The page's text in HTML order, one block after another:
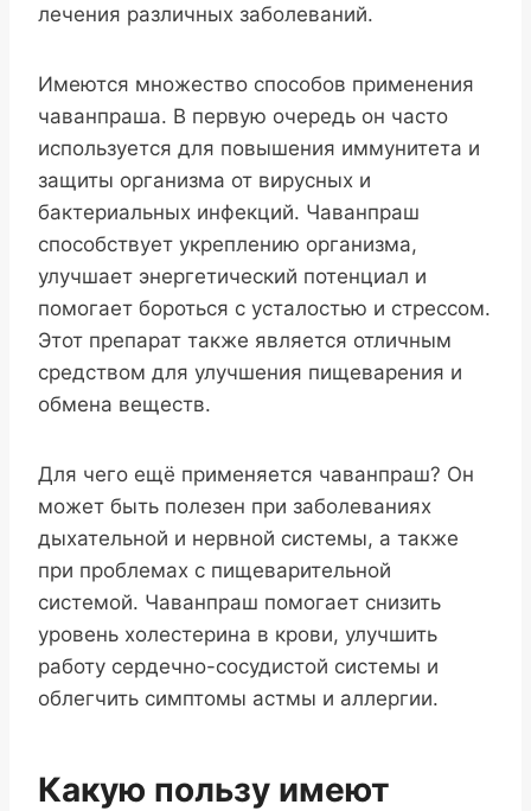
лечения различных заболеваний.
Имеются множество способов применения
чаванпраша. В первую очередь он часто
используется для повышения иммунитета и
защиты организма от вирусных и
бактериальных инфекций. Чаванпраш
способствует укреплению организма,
улучшает энергетический потенциал и
помогает бороться с усталостью и стрессом.
Этот препарат также является отличным
средством для улучшения пищеварения и
обмена веществ.
Для чего ещё применяется чаванпраш? Он
может быть полезен при заболеваниях
дыхательной и нервной системы, а также
при проблемах с пищеварительной
системой. Чаванпраш помогает снизить
уровень холестерина в крови, улучшить
работу сердечно-сосудистой системы и
облегчить симптомы астмы и аллергии.
Какую пользу имеют